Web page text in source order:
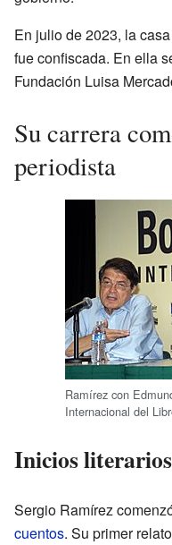
En julio de 2023, la
fue confiscada. En ella
Fundación Luisa
Su carrera
periodista
Ramírez con
Internacional del
Inicios
Sergio Ramírez
cuentos. Su primer